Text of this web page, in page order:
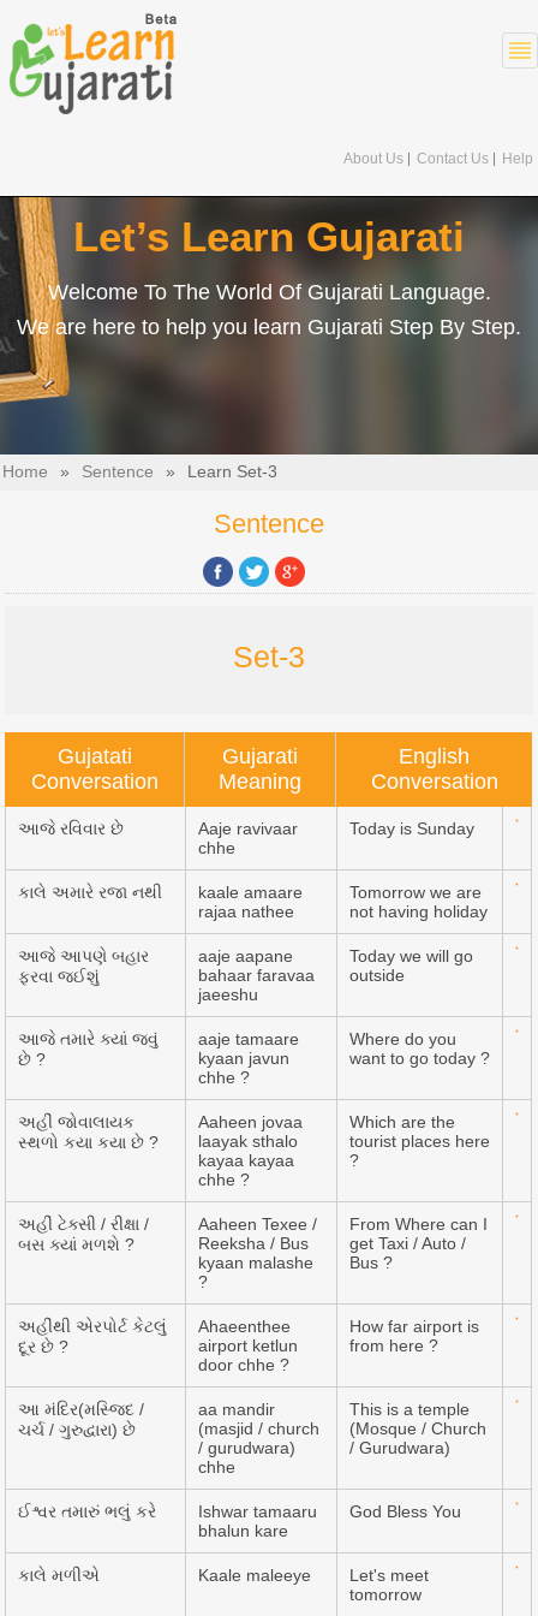
About Us Contact Us Help
Let’s Learn Gujarati
Welcome To The World Of Gujarati Language.
We are here to help you learn Gujarati Step By Step.
Home » Sentence » Learn Set-3
Sentence
Set-3
Gujatati
Conversation
Gujarati
Meaning
English
Conversation
આજે રવિવાર છે
Aaje ravivaar
chhe
Today is Sunday
કાલે અમારે રજા નથી
kaale amaare
rajaa nathee
Tomorrow we are
not having holiday
આજે આપણે બહાર
ફરવા જઈશું
aaje aapane
bahaar faravaa
jaeeshu
Today we will go
outside
આજે તમારે ક્યાં જવું
છે ?
aaje tamaare
kyaan javun
chhe ?
Where do you
want to go today ?
અહીં જોવાલાયક
સ્થળો કયા કયા છે ?
Aaheen jovaa
laayak sthalo
kayaa kayaa
chhe ?
Which are the
tourist places here
?
અહીં ટેક્સી / રીક્ષા /
બસ ક્યાં મળશે ?
Aaheen Texee /
Reeksha / Bus
kyaan malashe
?
From Where can I
get Taxi / Auto /
Bus ?
અહીંથી એરપોર્ટ કેટલું
દૂર છે ?
Ahaeenthee
airport ketlun
door chhe ?
How far airport is
from here ?
આ મંદિર(મસ્જિદ /
ચર્ચ / ગુરુદ્વારા) છે
aa mandir
(masjid / church
/ gurudwara)
chhe
This is a temple
(Mosque / Church
/ Gurudwara)
ઈશ્વર તમારું ભલું કરે
Ishwar tamaaru
bhalun kare
God Bless You
કાલે મળીએ Kaale maleeye
Let's meet
tomorrow